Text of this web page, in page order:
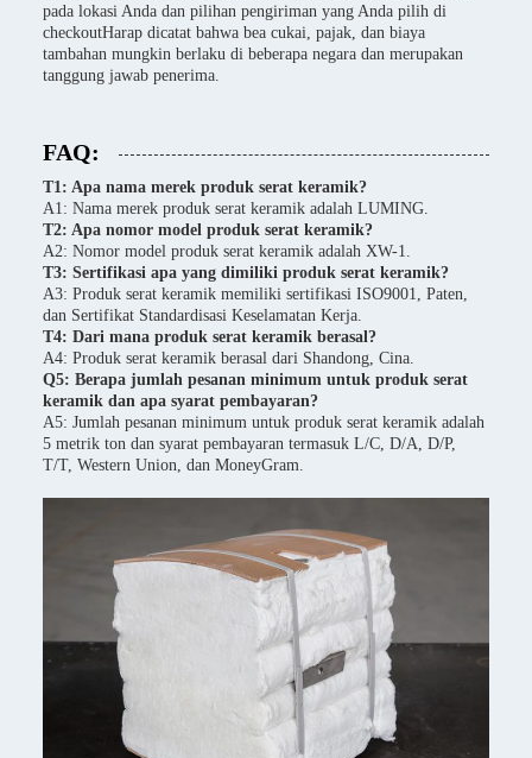
pada lokasi Anda dan pilihan pengiriman yang Anda pilih di
checkoutHarap dicatat bahwa bea cukai, pajak, dan biaya
tambahan mungkin berlaku di beberapa negara dan merupakan
tanggung jawab penerima.
FAQ:
T1: Apa nama merek produk serat keramik?
A1: Nama merek produk serat keramik adalah LUMING.
T2: Apa nomor model produk serat keramik?
A2: Nomor model produk serat keramik adalah XW-1.
T3: Sertifikasi apa yang dimiliki produk serat keramik?
A3: Produk serat keramik memiliki sertifikasi ISO9001, Paten,
dan Sertifikat Standardisasi Keselamatan Kerja.
T4: Dari mana produk serat keramik berasal?
A4: Produk serat keramik berasal dari Shandong, Cina.
Q5: Berapa jumlah pesanan minimum untuk produk serat
keramik dan apa syarat pembayaran?
A5: Jumlah pesanan minimum untuk produk serat keramik adalah
5 metrik ton dan syarat pembayaran termasuk L/C, D/A, D/P,
T/T, Western Union, dan MoneyGram.